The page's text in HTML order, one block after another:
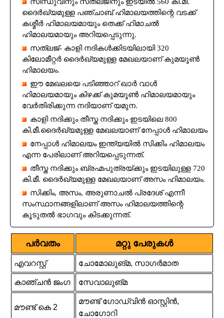
ദൈർഖ്യമുള്ള പഞ്ചാബ് ഹിമാലയത്തിന്റെ വടക്ക്
കശ്മീർ ഹിമാലയമായും തെക്ക് ഹിമാചൽ
ഹിമാലയമായും അറിയപ്പെടുന്നു.
സത്ലജ്- കാളി നദികൾക്കിടയിലായി 320
കിലോമീറ്റർ ദൈർഖ്യമുള്ള മേഖലയാണ് കുമയൂൺ
ഹിമാലയം.
ഈ മേഖലയെ പടിഞ്ഞാറ് ഖാർ വാൾ
ഹിമാലയമായും കിഴക്ക് കുമയൂൺ ഹിമാലയമായും
വേർതിരിക്കുന്ന നദിയാണ് യമുന.
കാളി നദിക്കും തീസ്ത നദിക്കും ഇടയിലെ 800
കി.മീ.ദൈർഖ്യമുള്ള മേഖലയാണ് നേപ്പാൾ ഹിമാലയം
നേപ്പാൾ ഹിമാലയം ഇന്ത്യയിൽ സിക്കിം ഹിമാലയം
എന്ന പേരിലാണ് അറിയപ്പെടുന്നത്.
തീസ്ത നദിക്കും ബ്രഹ്മപുത്രയ്ക്കും ഇടയിലുള്ള 720
കി.മീ. ദൈർഖ്യമുള്ള മേഖലയാണ് അസം ഹിമാലയം.
സിക്കിം, അസം, അരുണാചൽ പ്രദേശ് എന്നീ
സംസ്ഥാനങ്ങളിലാണ് അസം ഹിമാലയത്തിന്റെ
കൂടുതൽ ഭാഗവും കിടക്കുന്നത്.
പർവതം മറ്റു പേരുകൾ
എവറസ്റ്റ് ചോമോലുങ്മ, സാഗർമാത
കാഞ്ചൻ ജംഗ സേവാലുങ്മ
മൗണ്ട് കെ 2
മൗണ്ട് ഗോഡ്‌വിൻ ഓസ്റ്റിൻ,
ചോഗോറി